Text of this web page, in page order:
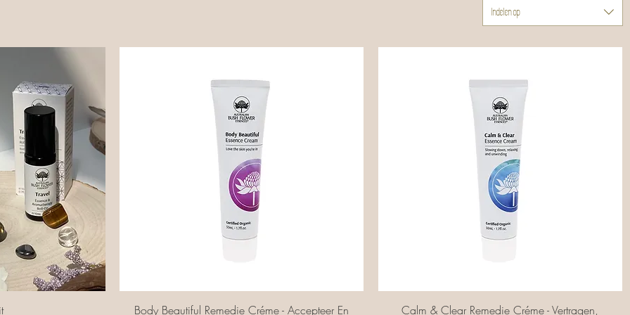
Indelen op
Snel overzicht
Body Beautiful Remedie Créme - Accepteer En
Snel overzicht
Calm & Clear Remedie Créme - Vertragen,